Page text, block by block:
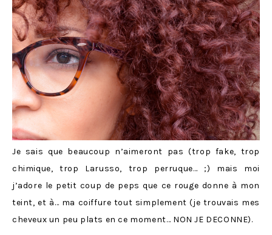
Je sais que beaucoup n’aimeront pas (trop fake, trop
chimique, trop Larusso, trop perruque… ;) mais moi
j’adore le petit coup de peps que ce rouge donne à mon
teint, et à… ma coiffure tout simplement (je trouvais mes
cheveux un peu plats en ce moment… NON JE DECONNE).